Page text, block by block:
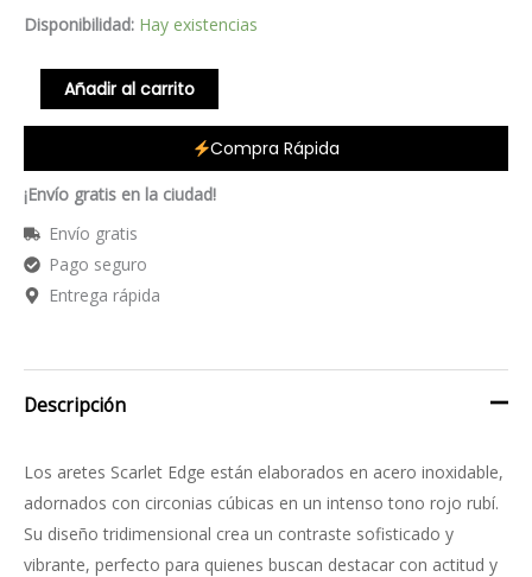
Disponibilidad: Hay existencias
Añadir al carrito
Compra Rápida
¡Envío gratis en la ciudad!
Envío gratis
Pago seguro
Entrega rápida
Descripción
Los aretes Scarlet Edge están elaborados en acero inoxidable,
adornados con circonias cúbicas en un intenso tono rojo rubí.
Su diseño tridimensional crea un contraste sofisticado y
vibrante, perfecto para quienes buscan destacar con actitud y